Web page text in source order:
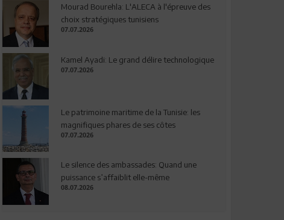
Mourad Bourehla: L'ALECA à l'épreuve des
choix stratégiques tunisiens
07.07.2026
Kamel Ayadi: Le grand délire technologique
07.07.2026
Le patrimoine maritime de la Tunisie: les
magnifiques phares de ses côtes
07.07.2026
Le silence des ambassades: Quand une
puissance s’affaiblit elle-même
08.07.2026